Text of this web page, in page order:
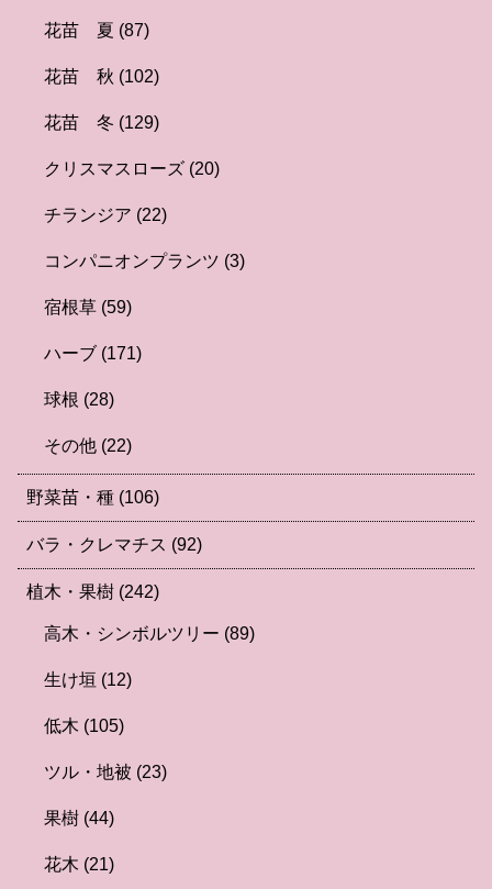
花苗 夏 (87)
花苗 秋 (102)
花苗 冬 (129)
クリスマスローズ (20)
チランジア (22)
コンパニオンプランツ (3)
宿根草 (59)
ハーブ (171)
球根 (28)
その他 (22)
野菜苗・種 (106)
バラ・クレマチス (92)
植木・果樹 (242)
高木・シンボルツリー (89)
生け垣 (12)
低木 (105)
ツル・地被 (23)
果樹 (44)
花木 (21)